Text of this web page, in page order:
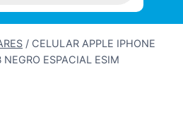
/ CELULAR APPLE IPHONE
ESPACIAL ESIM